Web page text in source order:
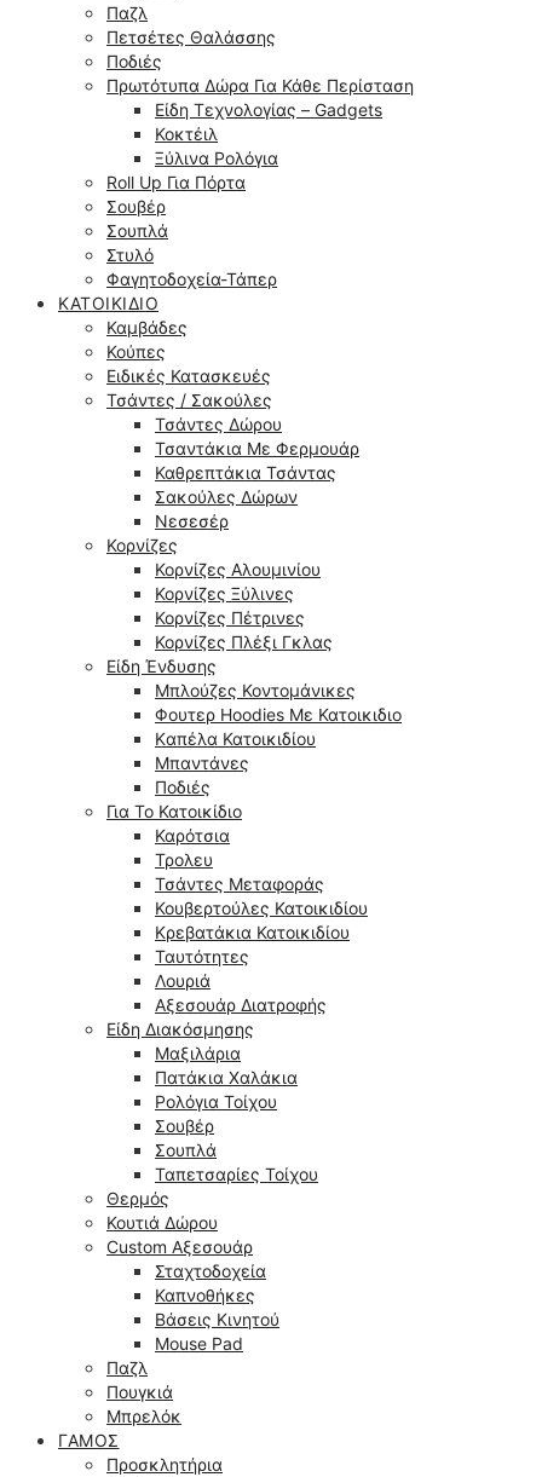
Παζλ
Πετσέτες Θαλάσσης
Ποδιές
Πρωτότυπα Δώρα Για Κάθε Περίσταση
Είδη Τεχνολογίας – Gadgets
Κοκτέιλ
Ξύλινα Ρολόγια
Roll Up Για Πόρτα
Σουβέρ
Σουπλά
Στυλό
Φαγητοδοχεία-Τάπερ
ΚΑΤΟΙΚΊΔΙΟ
Καμβάδες
Κούπες
Ειδικές Κατασκευές
Τσάντες / Σακούλες
Τσάντες Δώρου
Τσαντάκια Με Φερμουάρ
Καθρεπτάκια Τσάντας
Σακούλες Δώρων
Νεσεσέρ
Κορνίζες
Κορνίζες Αλουμινίου
Κορνίζες Ξύλινες
Κορνίζες Πέτρινες
Κορνίζες Πλέξι Γκλας
Είδη Ένδυσης
Μπλούζες Κοντομάνικες
Φουτερ Hoodies Με Κατοικιδιο
Kαπέλα Κατοικιδίου
Μπαντάνες
Ποδιές
Για Το Κατοικίδιο
Καρότσια
Τρολευ
Τσάντες Μεταφοράς
Κουβερτούλες Κατοικιδίου
Κρεβατάκια Κατοικιδίου
Ταυτότητες
Λουριά
Αξεσουάρ Διατροφής
Είδη Διακόσμησης
Μαξιλάρια
Πατάκια Χαλάκια
Ρολόγια Τοίχου
Σουβέρ
Σουπλά
Ταπετσαρίες Τοίχου
Θερμός
Κουτιά Δώρου
Custom Αξεσουάρ
Σταχτοδοχεία
Καπνοθήκες
Βάσεις Κινητού
Mouse Pad
Παζλ
Πουγκιά
Μπρελόκ
ΓΆΜΟΣ
Προσκλητήρια